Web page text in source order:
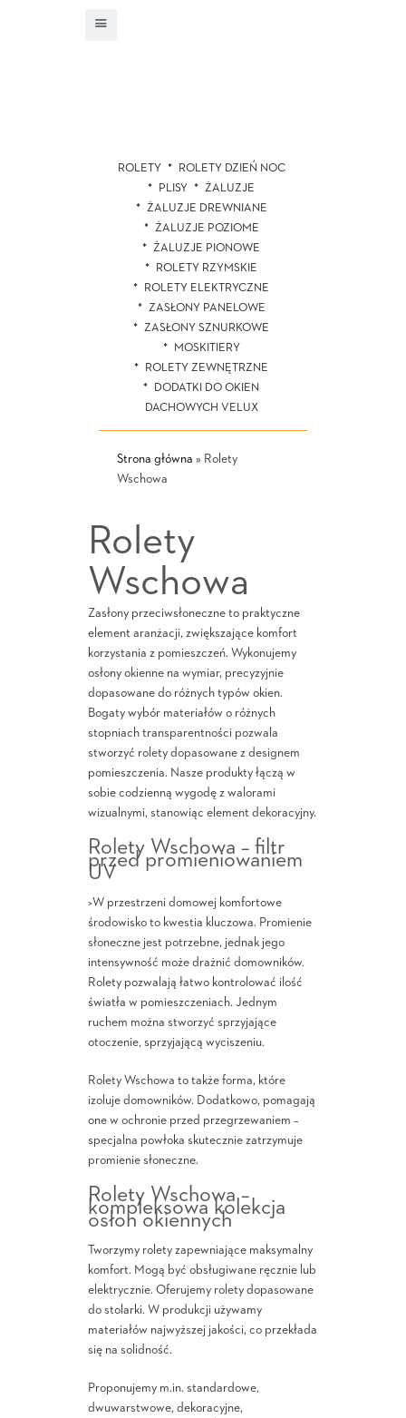
ROLETY
ROLETY DZIEŃ NOC
PLISY
ŻALUZJE
ŻALUZJE DREWNIANE
ŻALUZJE POZIOME
ŻALUZJE PIONOWE
ROLETY RZYMSKIE
ROLETY ELEKTRYCZNE
ZASŁONY PANELOWE
ZASŁONY SZNURKOWE
MOSKITIERY
ROLETY ZEWNĘTRZNE
DODATKI DO OKIEN
DACHOWYCH VELUX
Strona główna » Rolety
Wschowa
Rolety
Wschowa
Zasłony przeciwsłoneczne to praktyczne
element aranżacji, zwiększające komfort
korzystania z pomieszczeń. Wykonujemy
osłony okienne na wymiar, precyzyjnie
dopasowane do różnych typów okien.
Bogaty wybór materiałów o różnych
stopniach transparentności pozwala
stworzyć rolety dopasowane z designem
pomieszczenia. Nasze produkty łączą w
sobie codzienną wygodę z walorami
wizualnymi, stanowiąc element dekoracyjny.
Rolety Wschowa – filtr
przed promieniowaniem
UV
>W przestrzeni domowej komfortowe
środowisko to kwestia kluczowa. Promienie
słoneczne jest potrzebne, jednak jego
intensywność może drażnić domowników.
Rolety pozwalają łatwo kontrolować ilość
światła w pomieszczeniach. Jednym
ruchem można stworzyć sprzyjające
otoczenie, sprzyjającą wyciszeniu.
Rolety Wschowa to także forma, które
izoluje domowników. Dodatkowo, pomagają
one w ochronie przed przegrzewaniem –
specjalna powłoka skutecznie zatrzymuje
promienie słoneczne.
Rolety Wschowa –
kompleksowa kolekcja
osłon okiennych
Tworzymy rolety zapewniające maksymalny
komfort. Mogą być obsługiwane ręcznie lub
elektrycznie. Oferujemy rolety dopasowane
do stolarki. W produkcji używamy
materiałów najwyższej jakości, co przekłada
się na solidność.
Proponujemy m.in. standardowe,
dwuwarstwowe, dekoracyjne,